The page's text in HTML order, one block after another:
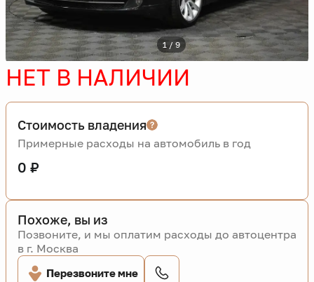
1 / 9
НЕТ В НАЛИЧИИ
Стоимость владения
Примерные расходы на автомобиль в год
0 ₽
Похоже, вы из
Позвоните, и мы оплатим расходы до автоцентра
в г. Москва
Перезвоните мне